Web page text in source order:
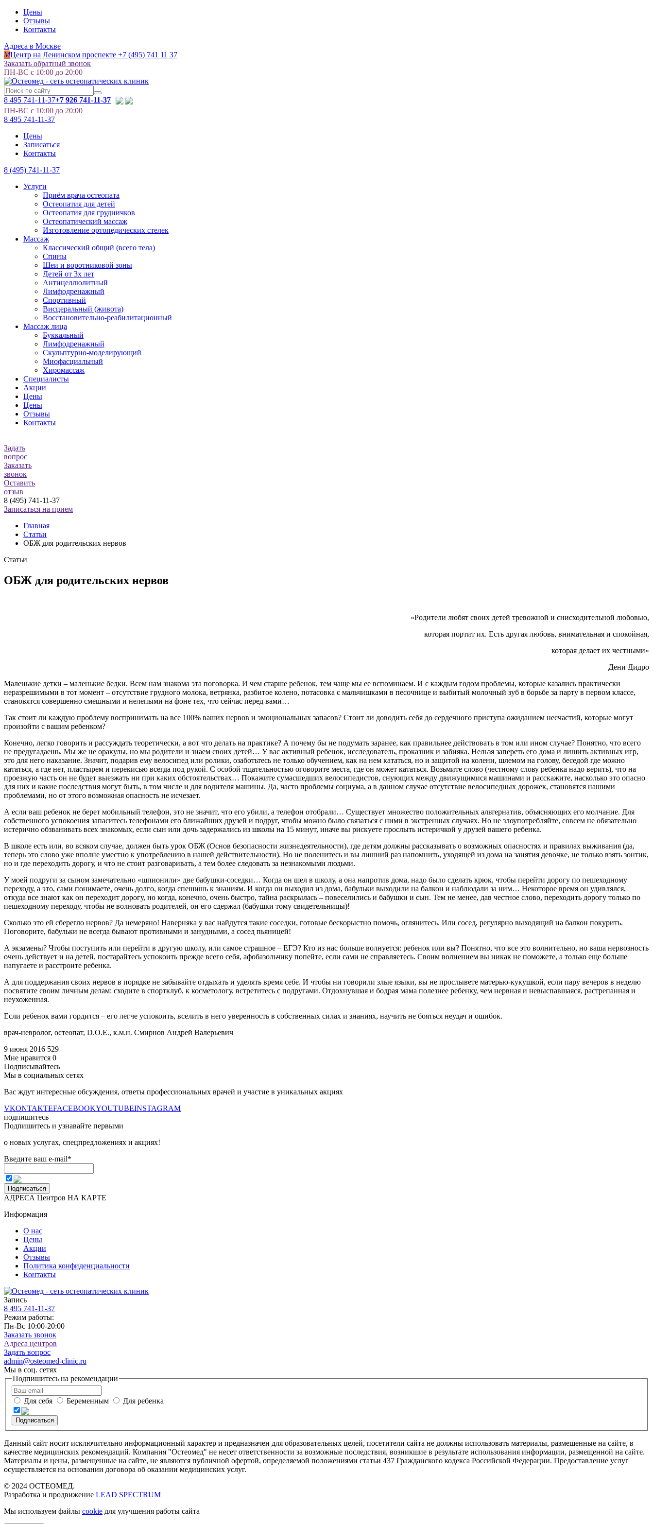
Цены
Отзывы
Контакты
Адреса в Москве
MЦентр на Ленинском проспекте +7 (495) 741 11 37
Заказать обратный звонок
ПН-ВС с 10:00 до 20:00
8 495 741-11-37+7 926 741-11-37
ПН-ВС с 10:00 до 20:00
8 495 741-11-37
Цены
Записаться
Контакты
8 (495) 741-11-37
Услуги
Приём врача остеопата
Остеопатия для детей
Остеопатия для грудничков
Остеопатический массаж
Изготовление ортопедических стелек
Массаж
Классический общий (всего тела)
Спины
Шеи и воротниковой зоны
Детей от 3х лет
Антицеллюлитный
Лимфодренажный
Спортивный
Висцеральный (живота)
Восстановительно-реабилитационный
Массаж лица
Буккальный
Лимфодренажный
Скульптурно-моделирующий
Миофасциальный
Хиромассаж
Специалисты
Акции
Цены
Цены
Отзывы
Контакты
Задать
вопрос
Заказать
звонок
Оставить
отзыв
8 (495) 741-11-37
Записаться на прием
Главная
Статьи
ОБЖ для родительских нервов
Статьи
ОБЖ для родительских нервов
«Родители любят своих детей тревожной и снисходительной любовью,
которая портит их. Есть другая любовь, внимательная и спокойная,
которая делает их честными»
Дени Дидро
Маленькие детки – маленькие бедки. Всем нам знакома эта поговорка. И чем старше ребенок, тем чаще мы ее вспоминаем. И с каждым годом проблемы, которые казались практически
неразрешимыми в тот момент – отсутствие грудного молока, ветрянка, разбитое колено, потасовка с мальчишками в песочнице и выбитый молочный зуб в борьбе за парту в первом классе,
становятся совершенно смешными и нелепыми на фоне тех, что сейчас перед вами…
Так стоит ли каждую проблему воспринимать на все 100% ваших нервов и эмоциональных запасов? Стоит ли доводить себя до сердечного приступа ожиданием несчастий, которые могут
произойти с вашим ребенком?
Конечно, легко говорить и рассуждать теоретически, а вот что делать на практике? А почему бы не подумать заранее, как правильнее действовать в том или ином случае? Понятно, что всего
не предугадаешь. Мы же не оракулы, но мы родители и знаем своих детей… У вас активный ребенок, исследователь, проказник и забияка. Нельзя запереть его дома и лишить активных игр,
это для него наказание. Значит, подарив ему велосипед или ролики, озаботьтесь не только обучением, как на нем кататься, но и защитой на колени, шлемом на голову, беседой где можно
кататься, а где нет, пластырем и перекисью всегда под рукой. С особой тщательностью оговорите места, где он может кататься. Возьмите слово (честному слову ребенка надо верить), что на
проезжую часть он не будет выезжать ни при каких обстоятельствах… Покажите сумасшедших велосипедистов, снующих между движущимися машинами и расскажите, насколько это опасно
для них и какие последствия могут быть, в том числе и для водителя машины. Да, часто проблемы социума, а в данном случае отсутствие велосипедных дорожек, становятся нашими
проблемами, но от этого возможная опасность не исчезает.
А если ваш ребенок не берет мобильный телефон, это не значит, что его убили, а телефон отобрали… Существует множество положительных альтернатив, объясняющих его молчание. Для
собственного успокоения запаситесь телефонами его ближайших друзей и подруг, чтобы можно было связаться с ними в экстренных случаях. Но не злоупотребляйте, совсем не обязательно
истерично обзванивать всех знакомых, если сын или дочь задержались из школы на 15 минут, иначе вы рискуете прослыть истеричкой у друзей вашего ребенка.
В школе есть или, во всяком случае, должен быть урок ОБЖ (Основ безопасности жизнедеятельности), где детям должны рассказывать о возможных опасностях и правилах выживания (да,
теперь это слово уже вполне уместно к употреблению в нашей действительности). Но не поленитесь и вы лишний раз напомнить, уходящей из дома на занятия девочке, не только взять зонтик,
но и где переходить дорогу, и что не стоит разговаривать, а тем более следовать за незнакомыми людьми.
У моей подруги за сыном замечательно «шпионили» две бабушки-соседки… Когда он шел в школу, а она напротив дома, надо было сделать крюк, чтобы перейти дорогу по пешеходному
переходу, а это, сами понимаете, очень долго, когда спешишь к знаниям. И когда он выходил из дома, бабульки выходили на балкон и наблюдали за ним… Некоторое время он удивлялся,
откуда все знают как он переходит дорогу, но когда, конечно, очень быстро, тайна раскрылась – повеселились и бабушки и сын. Тем не менее, дав честное слово, переходить дорогу только по
пешеходному переходу, чтобы не волновать родителей, он его сдержал (бабушки тому свидетельницы)!
Сколько это ей сберегло нервов? Да немеряно! Наверняка у вас найдутся такие соседки, готовые бескорыстно помочь, оглянитесь. Или сосед, регулярно выходящий на балкон покурить.
Поговорите, бабульки не всегда бывают противными и занудными, а сосед пьяницей!
А экзамены? Чтобы поступить или перейти в другую школу, или самое страшное – ЕГЭ? Кто из нас больше волнуется: ребенок или вы? Понятно, что все это волнительно, но ваша нервозность
очень действует и на детей, постарайтесь успокоить прежде всего себя, афобазольчику попейте, если сами не справляетесь. Своим волнением вы никак не поможете, а только еще больше
напугаете и расстроите ребенка.
А для поддержания своих нервов в порядке не забывайте отдыхать и уделять время себе. И чтобы ни говорили злые языки, вы не прослывете матерью-кукушкой, если пару вечеров в неделю
посвятите своим личным делам: сходите в спортклуб, к косметологу, встретитесь с подругами. Отдохнувшая и бодрая мама полезнее ребенку, чем нервная и невыспавшаяся, растрепанная и
неухоженная.
Если ребенок вами гордится – его легче успокоить, вселить в него уверенность в собственных силах и знаниях, научить не бояться неудач и ошибок.
врач-невролог, остеопат, D.O.E., к.м.н. Смирнов Андрей Валерьевич
9 июня 2016 529
Мне нравится 0
Подписывайтесь
Мы в социальных сетях
Вас ждут интересные обсуждения, ответы профессиональных врачей и участие в уникальных акциях
VKONTAKTEFACEBOOKYOUTUBEINSTAGRAM
подпишитесь
Подпишитесь и узнавайте первыми
о новых услугах, спецпредложениях и акциях!
Введите ваш e-mail*
Подписаться
АДРЕСА Центров НА КАРТЕ
Информация
О нас
Цены
Акции
Отзывы
Политика конфиденциальности
Контакты
Запись
8 495 741-11-37
Режим работы:
Пн-Вс 10:00-20:00
Заказать звонок
Адреса центров
Задать вопрос
admin@osteomed-clinic.ru
Мы в соц. сетях
Подпишитесь на рекомендации
Для себя Беременным Для ребенка
Подписаться
Данный сайт носит исключительно информационный характер и предназначен для образовательных целей, посетители сайта не должны использовать материалы, размещенные на сайте, в
качестве медицинских рекомендаций. Компания "Остеомед" не несет ответственности за возможные последствия, возникшие в результате использования информации, размещенной на сайте.
Материалы и цены, размещенные на сайте, не являются публичной офертой, определяемой положениями статьи 437 Гражданского кодекса Российской Федерации. Предоставление услуг
осуществляется на основании договора об оказании медицинских услуг.
© 2024 ОСТЕОМЕД.
Разработка и продвижение LEAD SPECTRUM
Мы используем файлы cookie для улучшения работы сайта